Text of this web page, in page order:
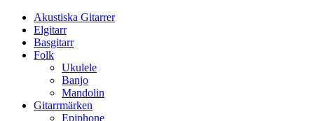
Akustiska Gitarrer
Elgitarr
Basgitarr
Folk
Ukulele
Banjo
Mandolin
Gitarrmärken
Epiphone